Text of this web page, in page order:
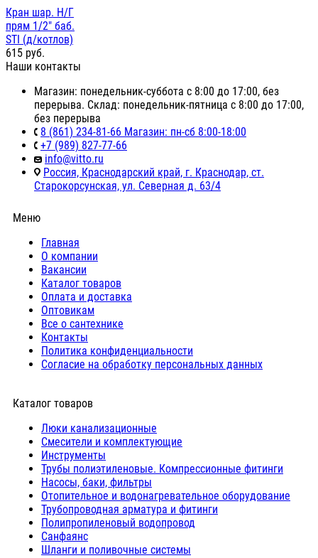
Кран шар. Н/Г
прям 1/2" баб.
STI (д/котлов)
615 руб.
Наши контакты
Магазин: понедельник-суббота с 8:00 до 17:00, без
перерыва. Склад: понедельник-пятница с 8:00 до 17:00,
без перерыва
8 (861) 234-81-66 Магазин: пн-сб 8:00-18:00
+7 (989) 827-77-66
info@vitto.ru
Россия, Краснодарский край, г. Краснодар, ст.
Старокорсунская, ул. Северная д. 63/4
Меню
Главная
О компании
Вакансии
Каталог товаров
Оплата и доставка
Оптовикам
Все о сантехнике
Контакты
Политика конфиденциальности
Согласие на обработку персональных данных
Каталог товаров
Люки канализационные
Cмесители и комплектующие
Инструменты
Трубы полиэтиленовые. Компрессионные фитинги
Насосы, баки, фильтры
Отопительное и водонагревательное оборудование
Трубопроводная арматура и фитинги
Полипропиленовый водопровод
Санфаянс
Шланги и поливочные системы